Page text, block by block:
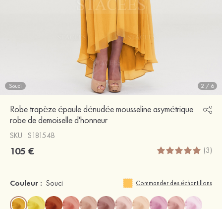
Souci 2 / 6
Robe trapèze épaule dénudée mousseline asymétrique
robe de demoiselle d'honneur
SKU : S18154B
105 € (3)
Couleur : Souci Commander des échantillons